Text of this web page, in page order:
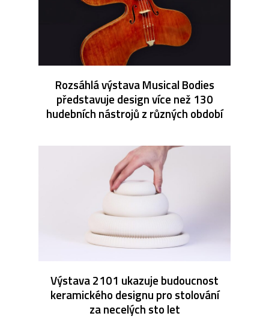
Rozsáhlá výstava Musical Bodies
představuje design více než 130
hudebních nástrojů z různých období
Výstava 2101 ukazuje budoucnost
keramického designu pro stolování
za necelých sto let